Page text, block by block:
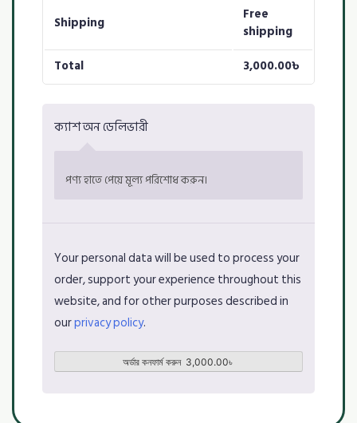
Shipping
Free
shipping
Total
3,000.00৳
ক্যাশ অন ডেলিভারী
পণ্য হাতে পেয়ে মূল্য পরিশোধ করুন।
Your personal data will be used to process your
order, support your experience throughout this
website, and for other purposes described in
ourprivacy policy.
অর্ডার কনফার্ম করুন 3,000.00৳